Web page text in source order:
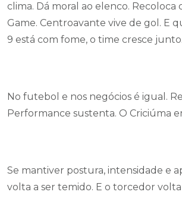
clima. Dá moral ao elenco. Recoloca
Game. Centroavante vive de gol. E
9 está com fome, o time cresce junto.
No futebol e nos negócios é igual.
Performance sustenta. O Criciúma
Se mantiver postura, intensidade e
volta a ser temido. E o torcedor